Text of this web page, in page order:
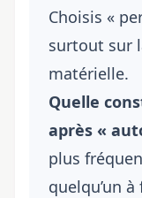
Choisis «
surtout sur
matérielle.
Quelle
après «
plus
quelqu’un